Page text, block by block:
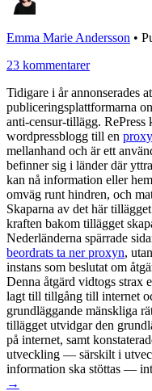
Emma Marie Andersson •
23 kommentarer
Tidigare i år annonserades
publiceringsplattformarna
anti-censur-tillägg. RePress
wordpressblogg till en proxy
mellanhand och är ett
befinner sig i länder där
kan nå information eller
omväg runt hindren, och
Skaparna av det här
kraften bakom tillägget
Nederländerna spärrade
beordrats ta ner proxyn,
instans som beslutat om
Denna åtgärd vidtogs strax
lagt till tillgång till internet
grundläggande mänskliga
tillägget utvidgar den
på internet, samt
utveckling — särskilt i
information ska stöttas —
→